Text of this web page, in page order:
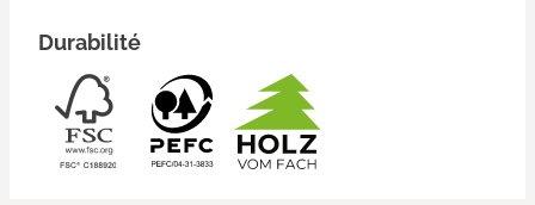
Durabilité